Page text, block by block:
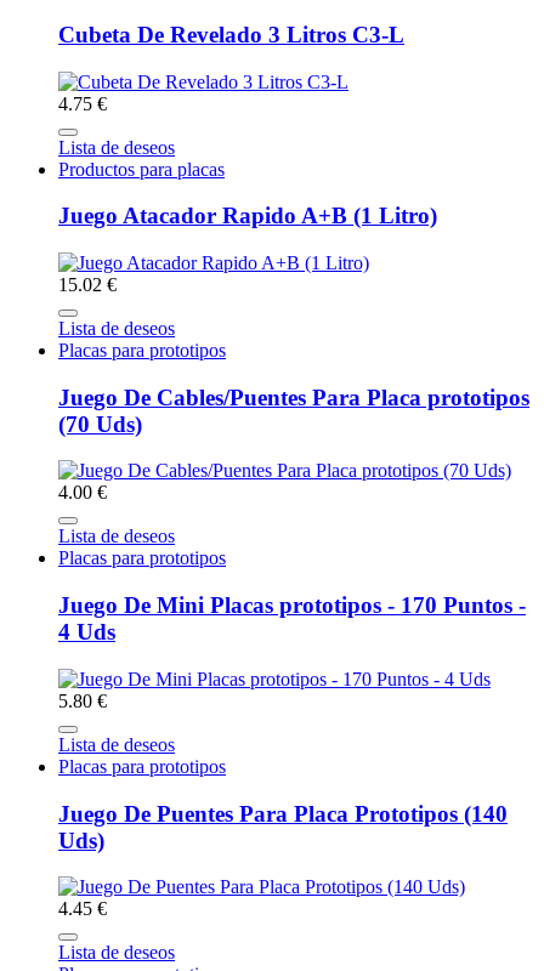
Cubeta De Revelado 3 Litros C3-L
4.75 €
Lista de deseos
Productos para placas
Juego Atacador Rapido A+B (1 Litro)
15.02 €
Lista de deseos
Placas para prototipos
Juego De Cables/Puentes Para Placa prototipos
(70 Uds)
4.00 €
Lista de deseos
Placas para prototipos
Juego De Mini Placas prototipos - 170 Puntos -
4 Uds
5.80 €
Lista de deseos
Placas para prototipos
Juego De Puentes Para Placa Prototipos (140
Uds)
4.45 €
Lista de deseos